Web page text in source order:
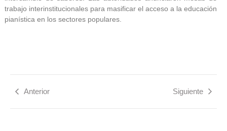
trabajo interinstitucionales para masificar el acceso a la educación
pianística en los sectores populares.
Anterior Siguiente